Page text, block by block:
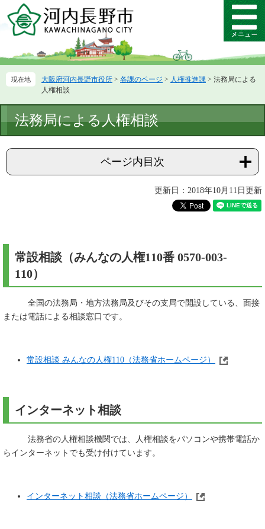
ー
先
ニ
を
て
メ
ニ
ー
大阪府河内長野市役所 > 各課のページ > 人権推進課 > 法務局による
人権相談
文
法務局による人権相談
ページ内目次
更新日：2018年10月11日更新
常設相談（みんなの人権110番 0570-003-
110）
全国の法務局・地方法務局及びその支局で開設している、面接
または電話による相談窓口です。
常設相談 みんなの人権110（法務省ホームページ）
インターネット相談
法務省の人権相談機関では、人権相談をパソコンや携帯電話か
らインターネットでも受け付けています。
インターネット相談（法務省ホームページ）